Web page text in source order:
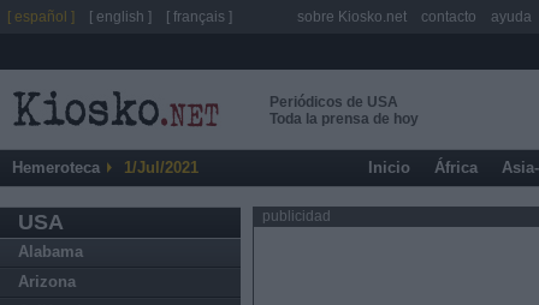
Periódicos de USA
Toda la prensa de hoy
Hemeroteca 1/Jul/2021 Inicio África
USA
Alabama
Arizona
publicidad
[ español ] [ english ] [ français ] sobre Kiosko.net contacto ayuda